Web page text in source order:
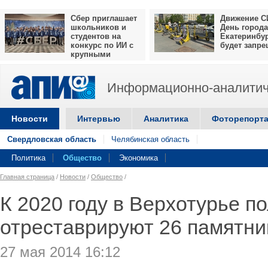
Сбер приглашает
школьников и
студентов на
конкурс по ИИ с
крупными
Движение
День города
будет
Информационно-
Новости Интервью Аналитика
Свердловская область Челябинская область
Политика Общество Экономика
Главная страница / Новости / Общество /
К 2020 году в Верхотурье
отреставрируют 26
27 мая 2014 16:12